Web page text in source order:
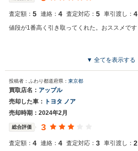
査定額： 5 連絡： 4 査定対応： 5 車引渡し： 4
値段が1番高く引き取ってくれた。おススメです
▼ 全てを表示する
投稿者：ふわり都道府県： 東京都
買取店名： アップル
売却した車：
トヨタ ノア
売却時期：2024年2月
総合評価 3
査定額： 4 連絡： 4 査定対応： 3 車引渡し： 2